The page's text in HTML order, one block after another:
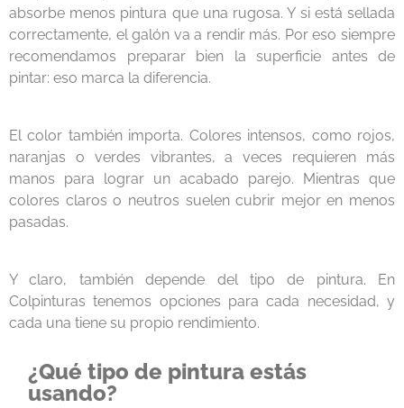
absorbe menos pintura que una rugosa. Y si está sellada
correctamente, el galón va a rendir más. Por eso siempre
recomendamos preparar bien la superficie antes de
pintar: eso marca la diferencia.
El color también importa. Colores intensos, como rojos,
naranjas o verdes vibrantes, a veces requieren más
manos para lograr un acabado parejo. Mientras que
colores claros o neutros suelen cubrir mejor en menos
pasadas.
Y claro, también depende del tipo de pintura. En
Colpinturas tenemos opciones para cada necesidad, y
cada una tiene su propio rendimiento.
¿Qué tipo de pintura estás
usando?